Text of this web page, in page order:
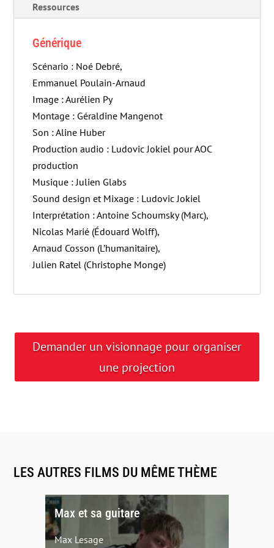
Ressources
Générique
Scénario : Noé Debré,
Emmanuel Poulain-Arnaud
Image : Aurélien Py
Montage : Géraldine Mangenot
Son : Aline Huber
Production audio : Ludovic Jokiel pour AOC
production
Musique : Julien Glabs
Sound design et Mixage : Ludovic Jokiel
Interprétation : Antoine Schoumsky (Marc),
Nicolas Marié (Édouard Wolff),
Arnaud Cosson (L’humanitaire),
Julien Ratel (Christophe Monge)
Demander un visionnage pour organiser
une projection
LES AUTRES FILMS DU MÊME THÈME
Max et sa guitare
Max Lesage